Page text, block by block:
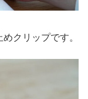
クリップです。